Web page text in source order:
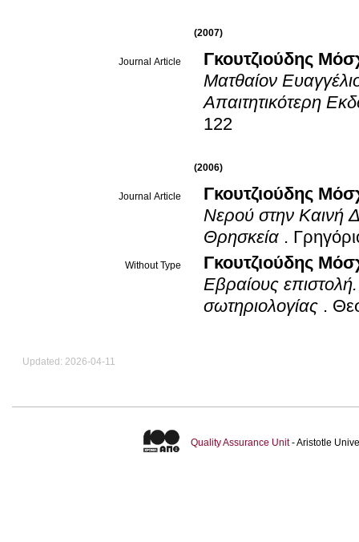
(2007)
Journal Article
Γκουτζιούδης
Ματθαίον
Απαιτητικότερη
122
(2006)
Journal Article
Γκουτζιούδης
Νερού στην Καινή
Θρησκεία .
Without Type
Γκουτζιούδης
Εβραίους
σωτηριολογίας .
Updated: 2026-04-11
Quality Assurance Unit- Aristotle